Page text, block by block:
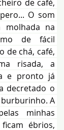
de café,
O som
molhada na
de fácil
de chá, café,
risada, a
e pronto já
decretado o
A
minhas
ébrios,